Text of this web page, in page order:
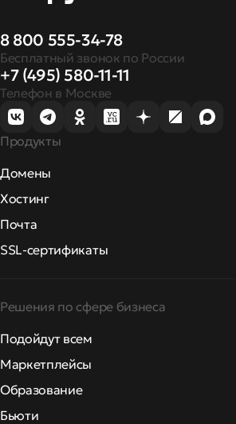
8 800 555-34-78
Бесплатный звонок по России
+7 (495) 580-11-11
Телефон в Москве
Продукты
Домены
Хостинг
Почта
SSL-сертификаты
Решения по сфере бизнеса
Подойдут всем
Маркетплейсы
Образование
Бьюти